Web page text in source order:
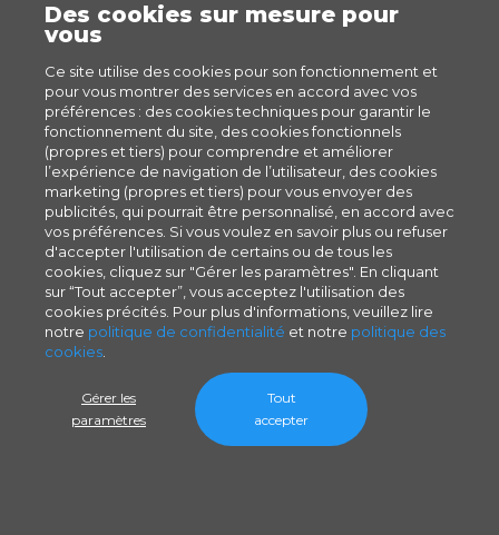
Des cookies sur mesure pour
vous
Ce site utilise des cookies pour son fonctionnement et
pour vous montrer des services en accord avec vos
préférences : des cookies techniques pour garantir le
fonctionnement du site, des cookies fonctionnels
(propres et tiers) pour comprendre et améliorer
l’expérience de navigation de l’utilisateur, des cookies
marketing (propres et tiers) pour vous envoyer des
publicités, qui pourrait être personnalisé, en accord avec
vos préférences. Si vous voulez en savoir plus ou refuser
d'accepter l'utilisation de certains ou de tous les
cookies, cliquez sur "Gérer les paramètres". En cliquant
sur “Tout accepter”, vous acceptez l'utilisation des
cookies précités. Pour plus d'informations, veuillez lire
notre politique de confidentialité et notre politique des
cookies
Gérer les
paramètres
Tout
accepter